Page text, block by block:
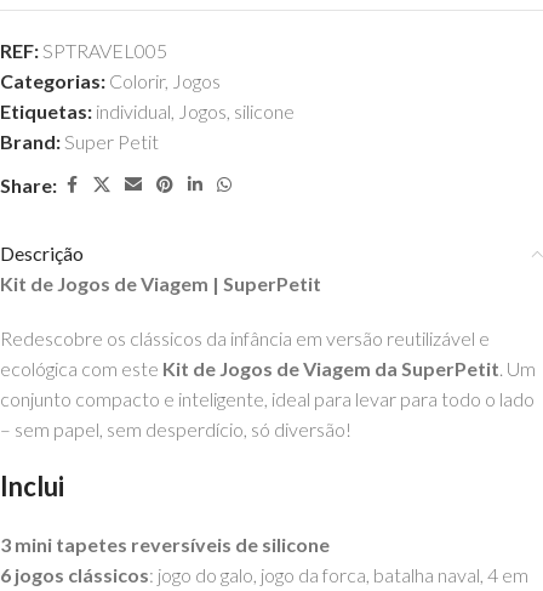
REF:SPTRAVEL005
Categorias: Colorir, Jogos
Etiquetas: individual, Jogos, silicone
Brand:Super Petit
Share:
Descrição
Kit de Jogos de Viagem | SuperPetit
Redescobre os clássicos da infância em versão reutilizável e
ecológica com este Kit de Jogos de Viagem da SuperPetit. Um
conjunto compacto e inteligente, ideal para levar para todo o lado
– sem papel, sem desperdício, só diversão!
Inclui
3 mini tapetes reversíveis de silicone
6 jogos clássicos: jogo do galo, jogo da forca, batalha naval, 4 em